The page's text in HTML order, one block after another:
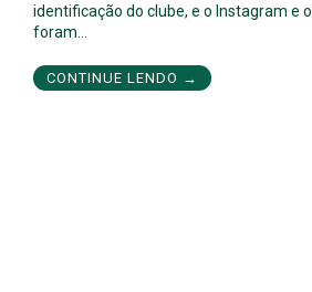
identificação do clube, e o Instagram e
foram…
CONTINUE LENDO →